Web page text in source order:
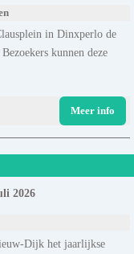
in Dinxperlo de
kunnen deze
Meer info
2026
Dijk het jaarlijkse